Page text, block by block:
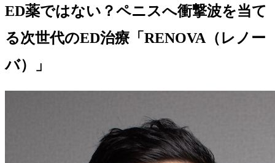
ED薬ではない？ペニスへ衝撃波を当て
る次世代のED治療「RENOVA（レノー
バ）」